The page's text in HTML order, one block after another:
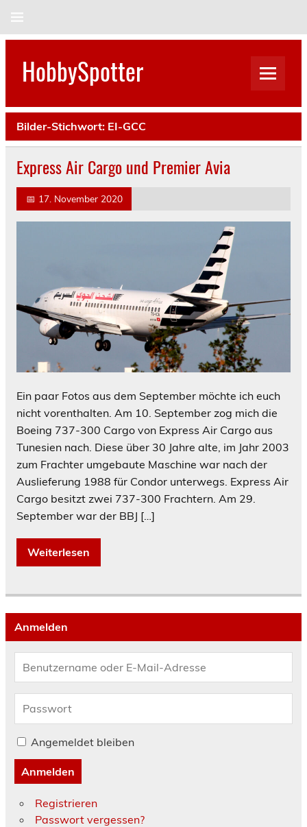
HobbySpotter
Bilder-Stichwort: EI-GCC
Express Air Cargo und Premier Avia
📅 17. November 2020
Ein paar Fotos aus dem September möchte ich euch
nicht vorenthalten. Am 10. September zog mich die
Boeing 737-300 Cargo von Express Air Cargo aus
Tunesien nach. Diese über 30 Jahre alte, im Jahr 2003
zum Frachter umgebaute Maschine war nach der
Auslieferung 1988 für Condor unterwegs. Express Air
Cargo besitzt zwei 737-300 Frachtern. Am 29.
September war der BBJ […]
Weiterlesen
Anmelden
Angemeldet bleiben
Anmelden
Registrieren
Passwort vergessen?